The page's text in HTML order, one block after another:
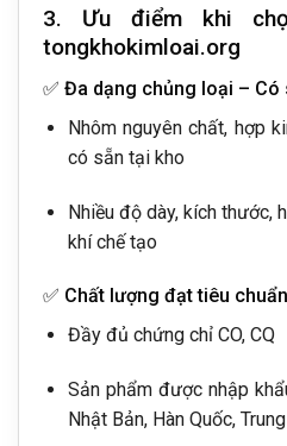
3. Ưu điểm khi
tongkhokimloai.org
✅ Đa dạng chủng loại – Có
Nhôm nguyên chất, hợp
có sẵn tại kho
Nhiều độ dày, kích thước,
khí chế tạo
✅ Chất lượng đạt tiêu
Đầy đủ chứng chỉ CO, CQ
Sản phẩm được nhập
Nhật Bản, Hàn Quốc,